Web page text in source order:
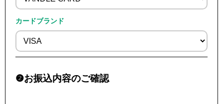
カードブランド
❷お振込内容のご確認